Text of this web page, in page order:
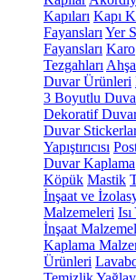
Kapıları Kapı
Fayansları Yer
Fayansları Karo
Tezgahları
Duvar Ürünleri
3 Boyutlu
Dekoratif Duvar
Duvar
Yapıştırıcısı
Duvar Kaplama
Köpük Mastik
İnşaat ve
Malzemeleri
İnşaat
Kaplama
Ürünleri